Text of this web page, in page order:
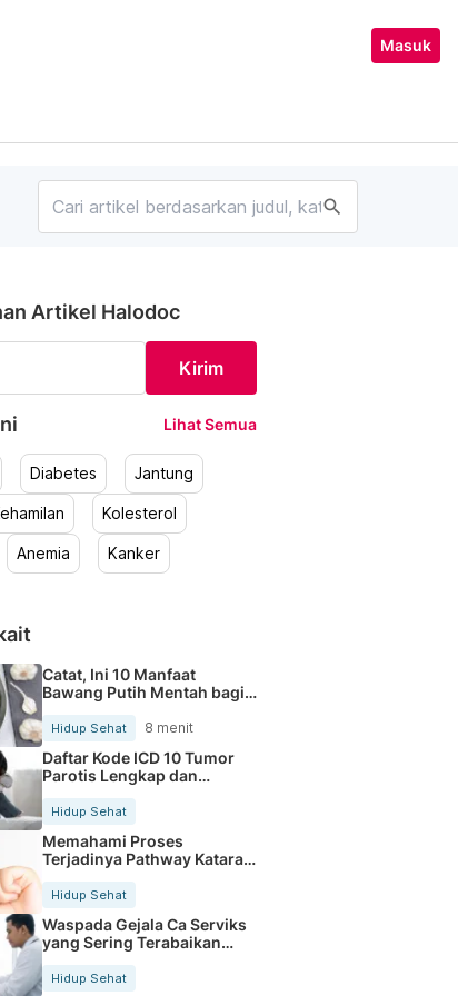
Masuk
search
Artikel Halodoc
Kirim
Lihat Semua
Diabetes Jantung
Kolesterol
Anemia Kanker
Catat, Ini 10 Manfaat
Bawang Putih Mentah bagi
Hidup Sehat 8 menit
Daftar Kode ICD 10 Tumor
Parotis Lengkap dan
Hidup Sehat
Memahami Proses
Terjadinya Pathway Katarak
Hidup Sehat
Waspada Gejala Ca Serviks
yang Sering Terabaikan
Hidup Sehat